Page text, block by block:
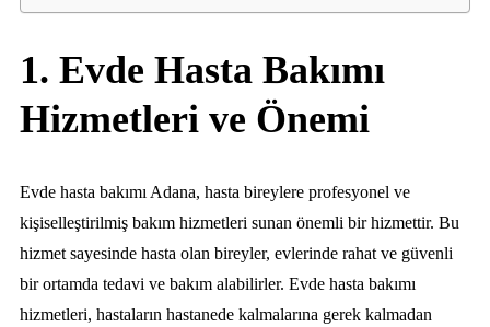
1. Evde Hasta Bakımı
Hizmetleri ve Önemi
Evde hasta bakımı Adana, hasta bireylere profesyonel ve
kişiselleştirilmiş bakım hizmetleri sunan önemli bir hizmettir. Bu
hizmet sayesinde hasta olan bireyler, evlerinde rahat ve güvenli
bir ortamda tedavi ve bakım alabilirler. Evde hasta bakımı
hizmetleri, hastaların hastanede kalmalarına gerek kalmadan